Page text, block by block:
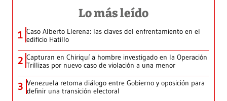
Lo más leído
1 Caso Alberto Llerena: las claves del enfrentamiento en el
edificio Hatillo
2 Capturan en Chiriquí a hombre investigado en la Operación
Trillizas por nuevo caso de violación a una menor
3 Venezuela retoma diálogo entre Gobierno y oposición para
definir una transición electoral